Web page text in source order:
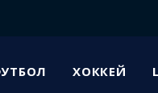
ХОККЕЙ